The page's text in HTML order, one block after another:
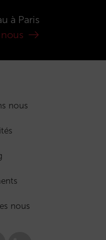
à Paris
nous
nous